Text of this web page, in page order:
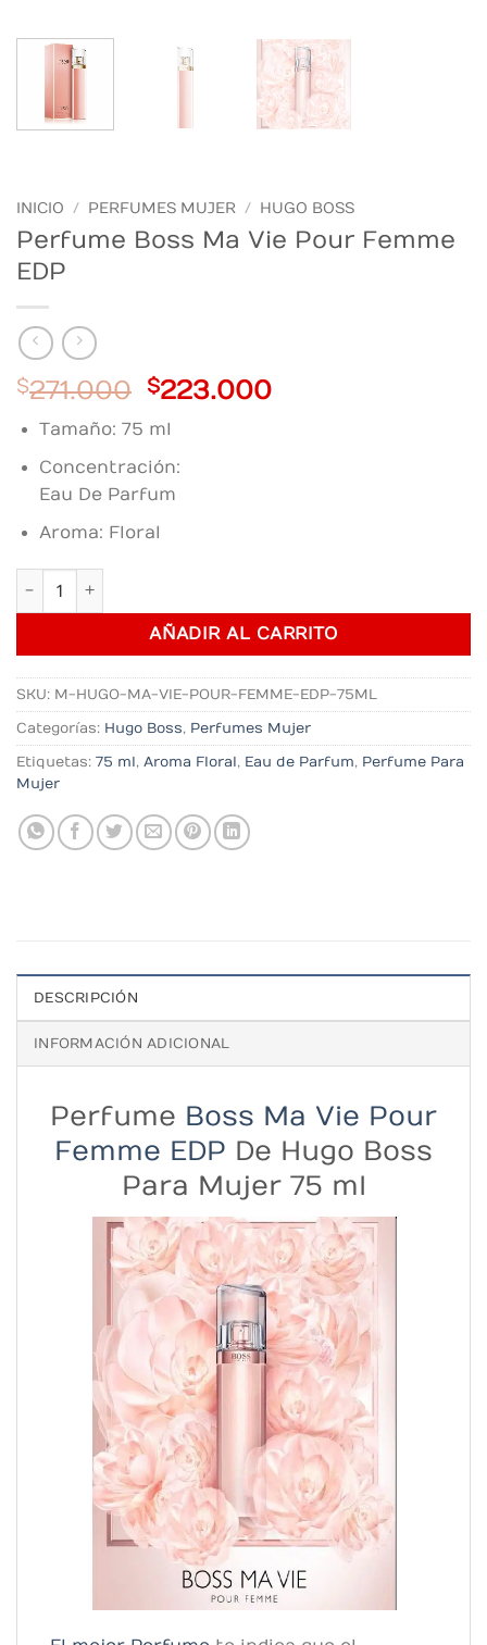
INICIO / PERFUMES MUJER / HUGO BOSS
Perfume Boss Ma Vie Pour Femme
EDP
$271.000 Original
price
was:
$271.000.
$223.000Current
Tamaño: 75 ml
Concentración:
Eau De Parfum
Aroma: Floral
Perfume Boss Ma Vie Pour Femme EDP cantidad
AÑADIR AL CARRITO
SKU: M-HUGO-MA-VIE-POUR-FEMME-EDP-75ML
Categorías: Hugo Boss, Perfumes Mujer
Etiquetas: 75 ml, Aroma Floral, Eau de Parfum, Perfume Para
Mujer
DESCRIPCIÓN
INFORMACIÓN ADICIONAL
Perfume Boss Ma Vie Pour
Femme EDP De Hugo Boss
Para Mujer 75 ml